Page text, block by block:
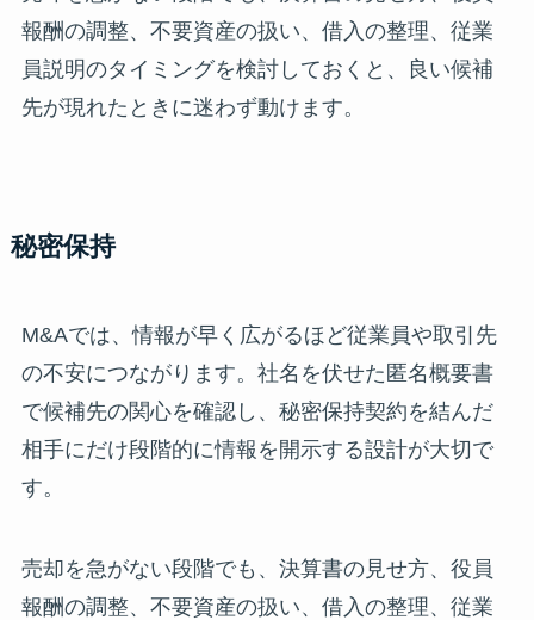
報酬の調整、不要資産の扱い、借入の整理、従業
員説明のタイミングを検討しておくと、良い候補
先が現れたときに迷わず動けます。
秘密保持
M&Aでは、情報が早く広がるほど従業員や取引先
の不安につながります。社名を伏せた匿名概要書
で候補先の関心を確認し、秘密保持契約を結んだ
相手にだけ段階的に情報を開示する設計が大切で
す。
売却を急がない段階でも、決算書の見せ方、役員
報酬の調整、不要資産の扱い、借入の整理、従業